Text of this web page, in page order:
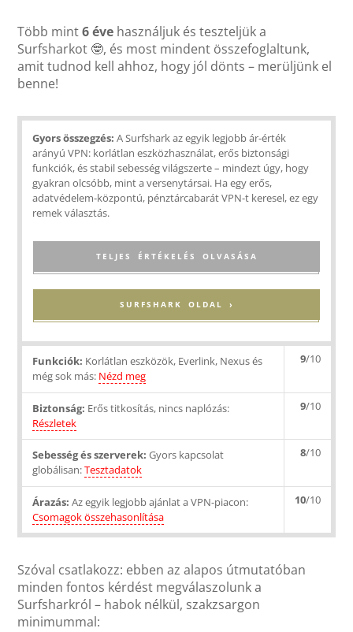
Több mint6 éve használjuk és teszteljük a
Surfsharkot 🤓, és most mindent összefoglaltunk,
amit tudnod kell ahhoz, hogy jól dönts – merüljünk el
benne!
Gyors összegzés: A Surfshark az egyik legjobb ár-érték
arányú VPN: korlátlan eszközhasználat, erős biztonsági
funkciók, és stabil sebesség világszerte – mindezt úgy, hogy
gyakran olcsóbb, mint a versenytársai. Ha egy erős,
adatvédelem-központú, pénztárcabarát VPN-t keresel, ez egy
remek választás.
TELJES ÉRTÉKELÉS OLVASÁSA
SURFSHARK OLDAL ›
Funkciók: Korlátlan eszközök, Everlink, Nexus és
még sok más: Nézd meg
9/10
Biztonság: Erős titkosítás, nincs naplózás:
Részletek
9/10
Sebesség és szerverek: Gyors kapcsolat
globálisan:Tesztadatok
8/10
Árazás: Az egyik legjobb ajánlat a VPN-piacon:
Csomagok összehasonlítása
10/10
Szóval csatlakozz: ebben az alapos útmutatóban
minden fontos kérdést megválaszolunk a
Surfsharkról – habok nélkül, szakzsargon
minimummal: